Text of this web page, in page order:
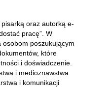
oraz autorką e-
pracę”. W
poszukującym
które
i doświadczenie.
i medioznawstwa
i komunikacji